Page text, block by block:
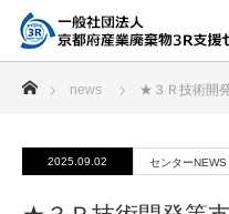
news ★３Ｒ技術開
2025.09.02 センターNEWS